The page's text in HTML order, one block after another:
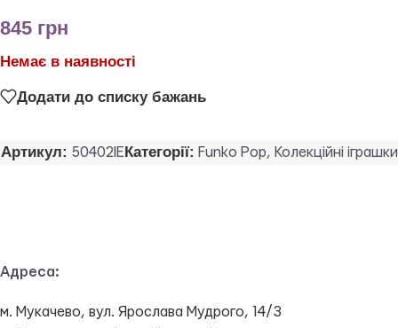
845 грн
Немає в наявності
Додати до списку бажань
Артикул: 50402IEКатегорії: Funko Pop, Колекційні іграшки
Адреса:
м. Мукачево, вул. Ярослава Мудрого, 14/3